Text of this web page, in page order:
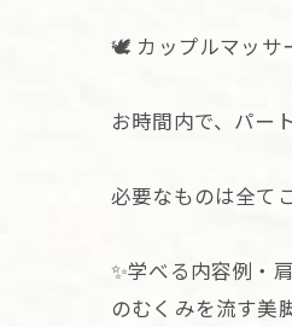
🕊️ カップルマッサ
お時間内で、パー
必要なものは全て
✨学べる内容例・
のむくみを流す美